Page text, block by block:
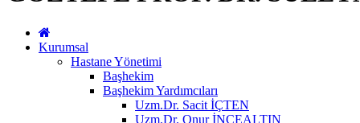
Kurumsal
Hastane Yönetimi
Başhekim
Başhekim Yardımcıları
Uzm.Dr. Sacit İÇTEN
Uzm.Dr. Onur İNCEALTIN